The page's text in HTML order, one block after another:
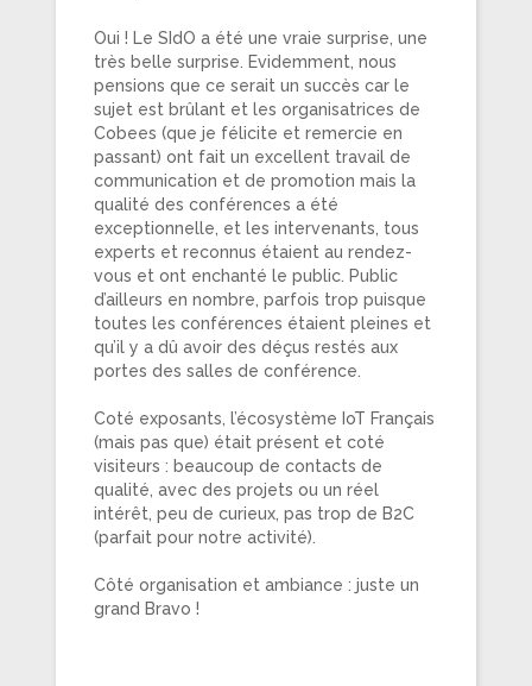
Oui ! Le SIdO a été une vraie surprise, une
très belle surprise. Evidemment, nous
pensions que ce serait un succès car le
sujet est brûlant et les organisatrices de
Cobees (que je félicite et remercie en
passant) ont fait un excellent travail de
communication et de promotion mais la
qualité des conférences a été
exceptionnelle, et les intervenants, tous
experts et reconnus étaient au rendez-
vous et ont enchanté le public. Public
d’ailleurs en nombre, parfois trop puisque
toutes les conférences étaient pleines et
qu’il y a dû avoir des déçus restés aux
portes des salles de conférence.
Coté exposants, l’écosystème IoT Français
(mais pas que) était présent et coté
visiteurs : beaucoup de contacts de
qualité, avec des projets ou un réel
intérêt, peu de curieux, pas trop de B2C
(parfait pour notre activité).
Côté organisation et ambiance : juste un
grand Bravo !